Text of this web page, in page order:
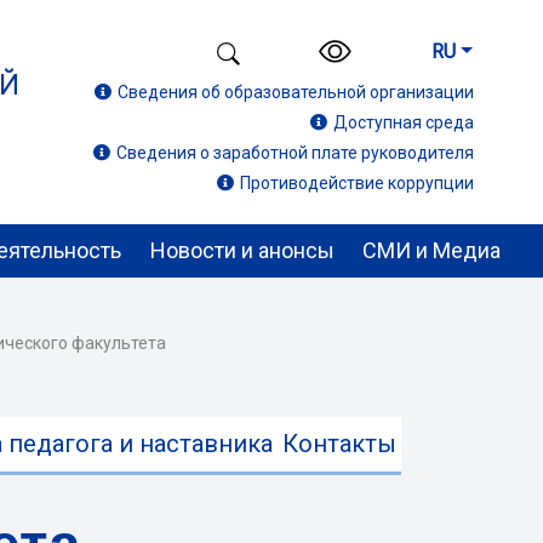
RU
Сведения об образовательной организации
Доступная среда
Сведения о заработной плате руководителя
Противодействие коррупции
Новости и анонсы СМИ и Медиа
факультета
и наставника Контакты